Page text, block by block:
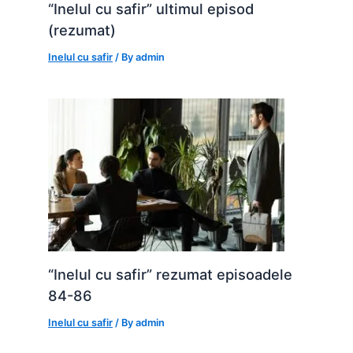
“Inelul cu safir” ultimul episod
(rezumat)
Inelul cu safir / Byadmin
“Inelul cu safir” rezumat episoadele
84-86
Inelul cu safir / Byadmin